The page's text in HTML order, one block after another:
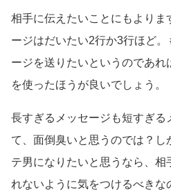
相手に伝えたいことにもよりま
ージはだいたい2行か3行ほど
ージを送りたいというのであ
を使ったほうが良いでしょう。
長すぎるメッセージも短すぎる
て、面倒臭いと思うのでは？
テ男になりたいと思うなら、相
れないように気をつけるべきな